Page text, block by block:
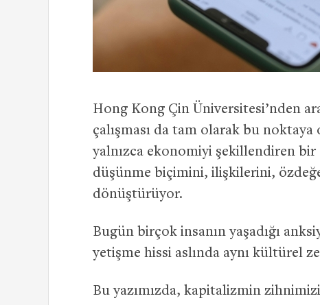
Hong Kong Çin Üniversitesi’nden
çalışması da tam olarak bu
yalnızca ekonomiyi şekillendiren bir
düşünme biçimini, ilişkilerini,
dönüştürüyor.
Bugün birçok insanın yaşadığı
yetişme hissi aslında aynı kültürel
Bu yazımızda, kapitalizmin